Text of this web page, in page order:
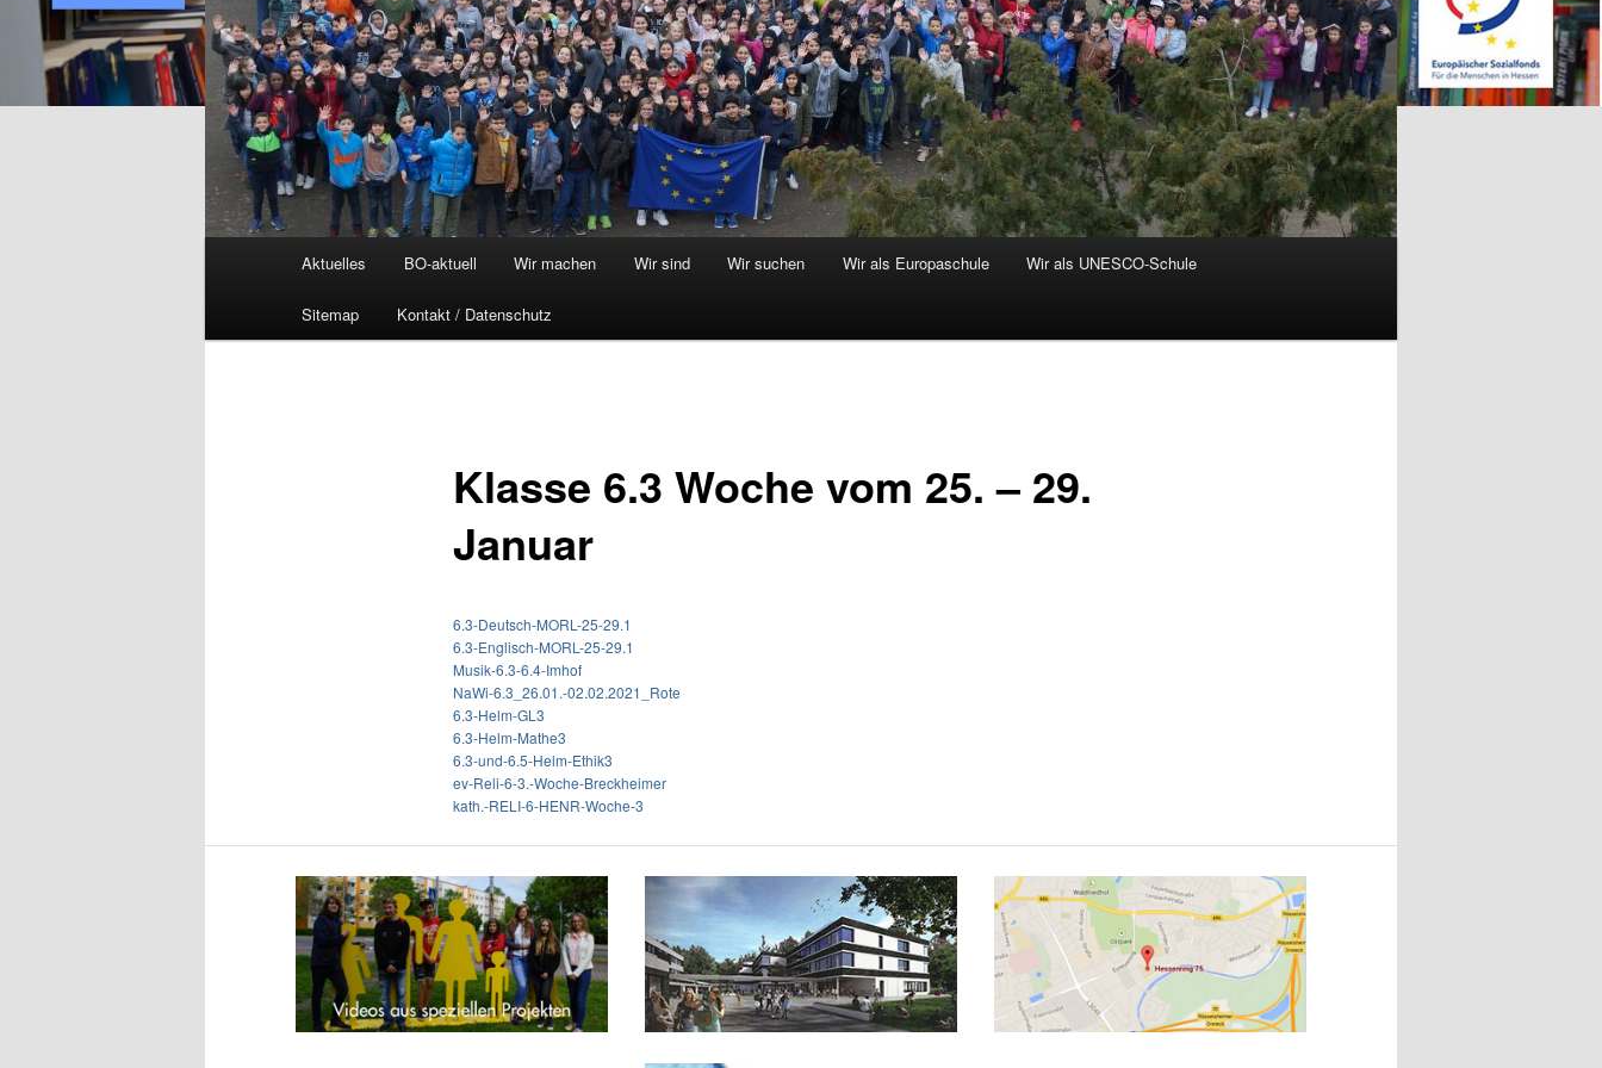
Aktuelles BO-aktuell Wir machen Wir sind Wir suchen Wir als Europaschule Wir als UNESCO-Schule
Sitemap Kontakt / Datenschutz
Klasse 6.3 Woche vom 25. – 29.
Januar
6.3-Deutsch-MORL-25-29.1
6.3-Englisch-MORL-25-29.1
Musik-6.3-6.4-Imhof
NaWi-6.3_26.01.-02.02.2021_Rote
6.3-Helm-GL3
6.3-Helm-Mathe3
6.3-und-6.5-Helm-Ethik3
ev-Reli-6-3.-Woche-Breckheimer
kath.-RELI-6-HENR-Woche-3